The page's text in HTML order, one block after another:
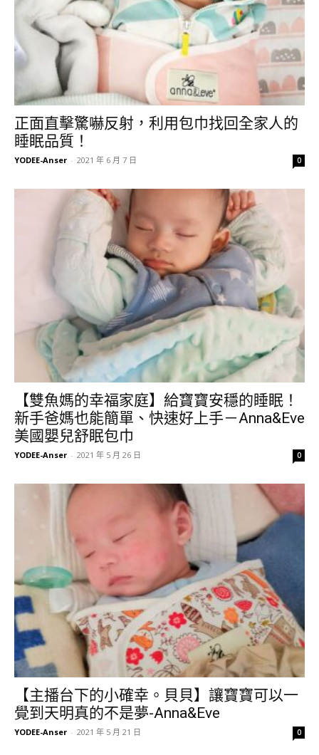
正面直擊驚嚇反射，利用包巾找回全家人的
睡眠品質！
YODEE-Anser - 2021 年 6 月 7 日 0
【雙魚媽的幸福家庭】給寶寶安穩的睡眠！
新手爸媽也能簡單、快速好上手－Anna&Eve
美國嬰兒舒眠包巾
YODEE-Anser - 2021 年 5 月 26 日 0
【主播台下的小確幸。貝貝】讓寶寶可以一
覺到天明真的不是夢-Anna&Eve
YODEE-Anser - 2021 年 5 月 21 日 0